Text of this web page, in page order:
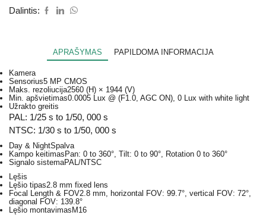
Dalintis:
APRAŠYMAS PAPILDOMA INFORMACIJA
Kamera
Sensorius5 MP CMOS
Maks. rezoliucija2560 (H) × 1944 (V)
Min. apšvietimas0.0005 Lux @ (F1.0, AGC ON), 0 Lux with white light
Užrakto greitis
PAL: 1/25 s to 1/50, 000 s
NTSC: 1/30 s to 1/50, 000 s
Day & NightSpalva
Kampo keitimas Pan: 0 to 360°, Tilt: 0 to 90°, Rotation 0 to 360°
Signalo sistemaPAL/NTSC
Lęšis
Lęšio tipas2.8 mm fixed lens
Focal Length & FOV2.8 mm, horizontal FOV: 99.7°, vertical FOV: 72°,
diagonal FOV: 139.8°
Lęšio montavimas M16